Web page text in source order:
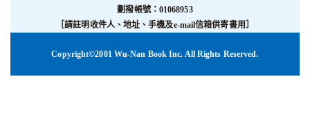
劃撥帳號：01068953
［請註明收件人、地址、手機及e-mail信箱供寄書用］
Copyright©2001 Wu-Nan Book Inc. All Rights Reserved.